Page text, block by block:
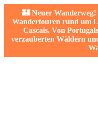
🏰 Neuer
Wandertouren rund um
Cascais. Von
verzauberten Wäldern